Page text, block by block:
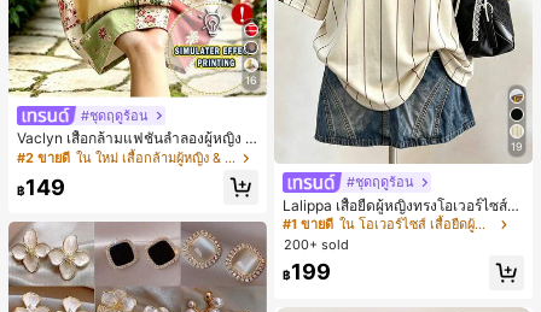
16
#ชุดฤดูร้อน
Vaclyn เสื้อกล้ามแฟชั่นลำลองผู้หญิง ล
ายแพตช์เวิร์ก แขนกุด คอกลม ติดกระดุ
#2 ขายดี ใน ใหม่ เสื้อกล้ามผู้หญิง & Camis
฿149
19
#ชุดฤดูร้อน
Lalippa เสื้อยืดผู้หญิงทรงโอเวอร์ไซส์ค
วามยาวกลาง คอกลม ไหล่ตก ลายพิมพ์
ตัวอักษรและลายทางแนวตั้ง สไตล์แฟชั่
นมินิมอล ของขวัญให้เพื่อน
#1 ขายดี
ใน โอเวอร์ไซส์ เสื้อยืดผู้หญิง
200+ sold
฿199